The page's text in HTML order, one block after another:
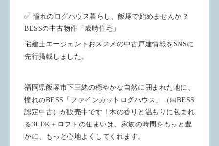
✅ 憧れのログハウス暮らし、飯塚で始めませんか？
BESSの中古物件「歳時住宅」
宅建士エージェントおススメの中古戸建情報をSNSに
先行掲載しました。
福岡県飯塚市下三緒の穏やかな自然に囲まれた地に、
憧れのBESS「ファインカットログハウス」（㈱BESS
認定中古）が販売中です！木の香りと温もりに包まれ
る3LDK＋ロフトの住まいは、家族の時間をもっと豊
かに、もっと心地よくしてくれます。